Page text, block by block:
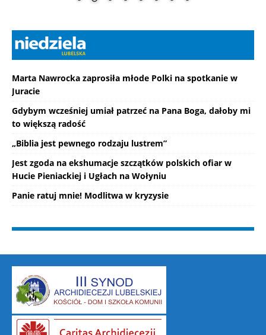
Marta Nawrocka zaprosiła młode Polki na spotkanie w
Juracie
Gdybym wcześniej umiał patrzeć na Pana Boga, dałoby mi
to większą radość
„Biblia jest pewnego rodzaju lustrem”
Jest zgoda na ekshumacje szczątków polskich ofiar w
Hucie Pieniackiej i Ugłach na Wołyniu
Panie ratuj mnie! Modlitwa w kryzysie